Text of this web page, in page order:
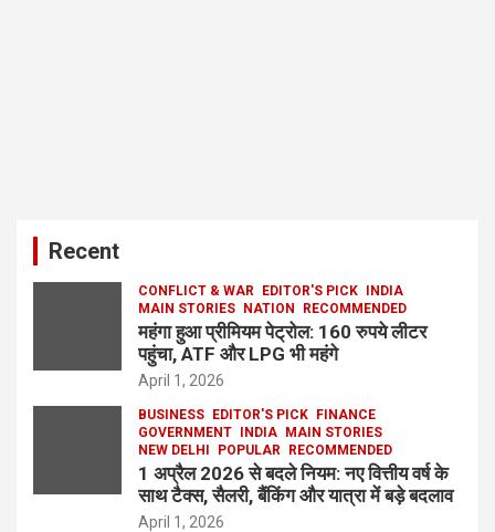
Recent
CONFLICT & WAR EDITOR'S PICK
INDIA
MAIN STORIES
NATION RECOMMENDED
महंगा हुआ प्रीमियम पेट्रोल: 160 रुपये लीटर
पहुंचा, ATF और LPG भी महंगे
April 1, 2026
BUSINESS EDITOR'S PICK
FINANCE
GOVERNMENT
INDIA
MAIN STORIES
NEW DELHI
POPULAR RECOMMENDED
1 अप्रैल 2026 से बदले नियम: नए वित्तीय वर्ष के
साथ टैक्स, सैलरी, बैंकिंग और यात्रा में बड़े बदलाव
April 1, 2026